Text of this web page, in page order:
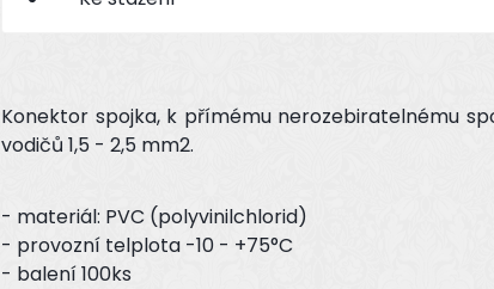
Konektor spojka, k přímému nerozebiratelnému
vodičů 1,5 - 2,5 mm2.
- materiál: PVC (polyvinilchlorid)
- provozní telplota -10 - +75°C
- balení 100ks